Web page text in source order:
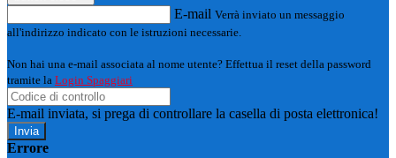
E-mail Verrà inviato un messaggio
all'indirizzo indicato con le istruzioni necessarie.
Non hai una e-mail associata al nome utente? Effettua il reset della password
tramite la Login Spaggiari
E-mail inviata, si prega di controllare la casella di posta elettronica!
Errore